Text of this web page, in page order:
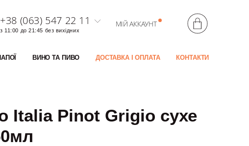
+38 (063) 547 22 11
з 11:00 до 21:45 без вихідних
МІЙ АККАУНТ
ВИНО ТА ПИВО ДОСТАВКА І ОПЛАТА КОНТАКТИ
Italia Pinot Grigio сухе